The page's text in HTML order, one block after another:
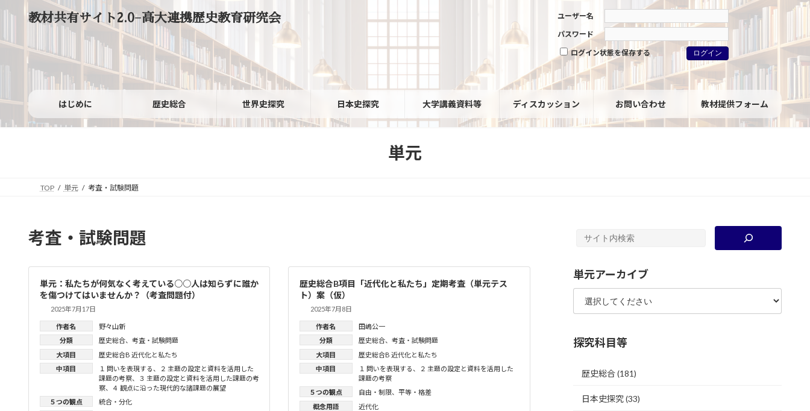
ン
ッ
ー
移
教材共有サイト2.0−高大連携歴史教育研究会
ユーザー名
パスワード
ログイン状態を保存する
はじめに 歴史総合 世界史探究 日本史探究 大学講義資料等 ディスカッション お問い合わせ 教材提供フォーム
単元
TOP 単元 考査・試験問題
考査・試験問題
単元：私たちが何気なく考えている○○人は知らずに誰か
を傷つけてはいませんか？（考査問題付）
2025年7月17日
作者名 野々山新
大項目
歴史総合B 近代化と私たち
中項目
１ 問いを表現する、
２ 主題の設定と資料を活用した
課題の考察、
３ 主題の設定と資料を活用した課題の考
察、
４ 観点に沿った現代的な諸課題の展望
５つの観点
統合・分化
分類 歴史総合、 考査・試験問題
歴史総合B項目「近代化と私たち」定期考査（単元テス
ト）案（仮）
2025年7月8日
作者名 田嶋公一
大項目
歴史総合B 近代化と私たち
中項目
１ 問いを表現する、
２ 主題の設定と資料を活用した
課題の考察
５つの観点
自由・制限、 平等・格差
概念用語
近代化
分類 歴史総合、 考査・試験問題
単元アーカイブ
探究科目等
歴史総合(181)
日本史探究(33)